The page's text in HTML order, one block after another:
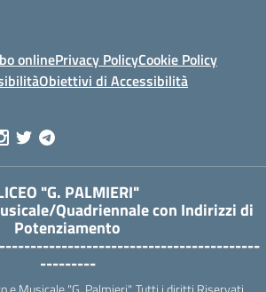
onlinePrivacy PolicyCookie Policy
Obiettivi di Accessibilità
"G. PALMIERI"
Quadriennale con Indirizzi di
Potenziamento
---------